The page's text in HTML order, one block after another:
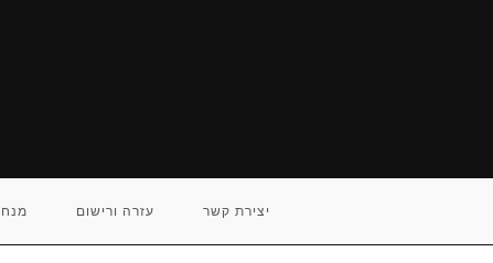
יצירת קשר עזרה ורישום